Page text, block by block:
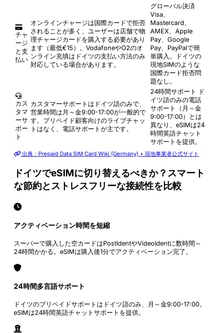
チャ
ージ
と支
払い
オンラインチャージは国際カードで拒否
されることが多く、ユーザーは店舗で物
理チャージカードを購入する必要があり
ます（最低€15）。VodafoneやO2のオ
ンライン充填はドイツの支払い方法のみ
対応している場合があります。
グローバル決済
Visa、
Mastercard、
AMEX、Apple
Pay、Google
Pay、PayPalで簡
単購入。ドイツの
現地SIMのような
国際カード拒否問
題なし。
カス
タマ
ーサ
ポー
ト
カスタマーサポートはドイツ語のみで、
営業時間は月～金9:00-17:00が一般的で
す。プリペイド顧客向けのライブチャッ
トはなく、電話サポートが主です。
24時間サポート
ド
イツ語のみの電話
サポート（月～金
9:00-17:00）とは
異なり、eSIMは24
時間英語チャット
サポートを提供。
出典：Prepaid Data SIM Card Wiki (Germany) + 現地事業者公式サイト
ドイツでeSIMに切り替えるべきか？スマート
な節約とストレスフリーな接続性を比較
アクティベーション時間を短縮
スーパーで購入した空カードはPostIdentやVideoIdentに数時間～
24時間かかる。eSIMは購入後1分でアクティベーション完了。
24時間多言語サポート
ドイツのプリペイドサポートはドイツ語のみ、月～金9:00-17:00。
eSIMは24時間英語チャットサポートを提供。